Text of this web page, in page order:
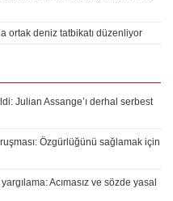
ortak deniz tatbikatı düzenliyor
Julian Assange’ı derhal serbest
Özgürlüğünü sağlamak için
Acımasız ve sözde yasal